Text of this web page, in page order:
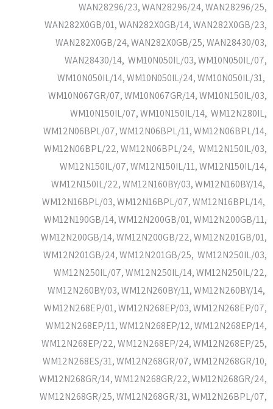
WAN28296/23, WAN28296/24, WAN28296/25,
WAN282X0GB/01, WAN282X0GB/14, WAN282X0GB/23,
WAN282X0GB/24, WAN282X0GB/25, WAN28430/03,
WAN28430/14, WM10N050IL/03, WM10N050IL/07,
WM10N050IL/14, WM10N050IL/24, WM10N050IL/31,
WM10N067GR/07, WM10N067GR/14, WM10N150IL/03,
WM10N150IL/07, WM10N150IL/14, WM12N280IL,
WM12N06BPL/07, WM12N06BPL/11, WM12N06BPL/14,
WM12N06BPL/22, WM12N06BPL/24, WM12N150IL/03,
WM12N150IL/07, WM12N150IL/11, WM12N150IL/14,
WM12N150IL/22, WM12N160BY/03, WM12N160BY/14,
WM12N16BPL/03, WM12N16BPL/07, WM12N16BPL/14,
WM12N190GB/14, WM12N200GB/01, WM12N200GB/11,
WM12N200GB/14, WM12N200GB/22, WM12N201GB/01,
WM12N201GB/24, WM12N201GB/25, WM12N250IL/03,
WM12N250IL/07, WM12N250IL/14, WM12N250IL/22,
WM12N260BY/03, WM12N260BY/11, WM12N260BY/14,
WM12N268EP/01, WM12N268EP/03, WM12N268EP/07,
WM12N268EP/11, WM12N268EP/12, WM12N268EP/14,
WM12N268EP/22, WM12N268EP/24, WM12N268EP/25,
WM12N268ES/31, WM12N268GR/07, WM12N268GR/10,
WM12N268GR/14, WM12N268GR/22, WM12N268GR/24,
WM12N268GR/25, WM12N268GR/31, WM12N26BPL/07,